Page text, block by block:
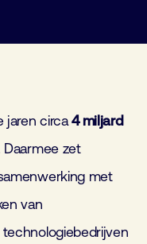
jaren circa4 miljard
zet
met
van